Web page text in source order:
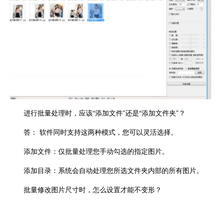
进行批量处理时，应该“添加文件”还是“添加文件夹”？
答： 软件同时支持这两种模式，您可以灵活选择。
添加文件：仅批量处理您手动勾选的指定图片。
添加目录：系统会自动处理您所选文件夹内部的所有图片。
批量修改图片尺寸时，怎么设置才能不变形？